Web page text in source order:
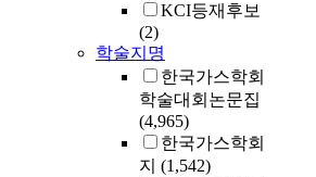
KCI등재후보
(2)
학술지명
한국가스학회
학술대회논문집
(4,965)
한국가스학회
지 (1,542)